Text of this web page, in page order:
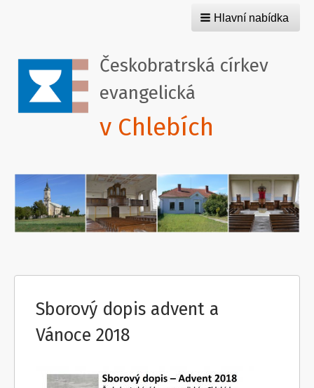
Hlavní nabídka
Českobratrská církev
evangelická
v Chlebích
Sborový dopis advent a
Vánoce 2018